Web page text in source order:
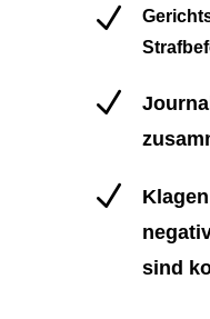
N
N
N
sind